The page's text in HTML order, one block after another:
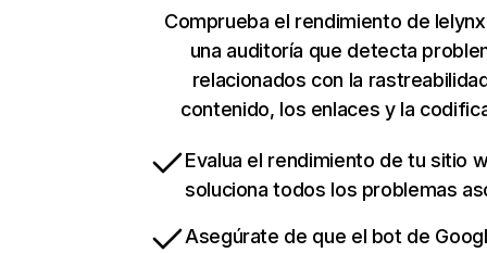
Comprueba el rendimiento de
una auditoría que detecta
relacionados con la
contenido, los enlaces y la
Evalua el rendimiento de tu sitio
soluciona todos los problemas
Asegúrate de que el bot de